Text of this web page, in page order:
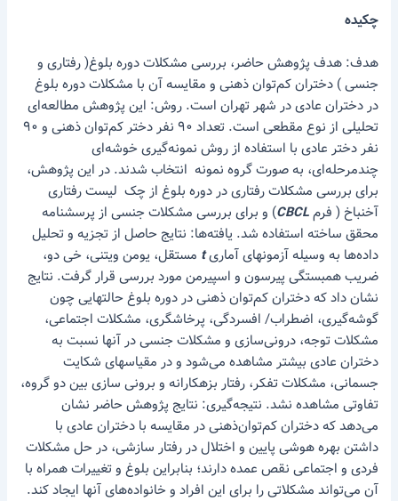
چکیده
هدف: هدف پژوهش حاضر، بررسی مشکلات دوره بلوغ( رفتاری و
جنسی ) دختران کم‌توان ذهنی و مقایسه آن با مشکلات دوره بلوغ
در دختران عادی در شهر تهران است. روش: این پژوهش مطالعه‌ای
تحلیلی از نوع مقطعی است. تعداد ۹۰ نفر دختر کم‌توان ذهنی و ۹۰
نفر دختر عادی با استفاده از روش نمونه‌گیری خوشه‌ای
چندمرحله‌ای، به صورت گروه نمونه انتخاب شدند. در این پژوهش،
برای بررسی مشکلات رفتاری در دوره بلوغ از چک لیست رفتاری
آخنباخ ( فرمCBCL) و برای بررسی مشکلات جنسی از پرسشنامه
محقق ‌ساخته استفاده شد. یافته‌ها: نتایج حاصل از تجزیه و تحلیل
داده‌ها به وسیله آزمونهای آماریt مستقل، یومن ویتنی، خی دو،
ضریب همبستگی پیرسون و اسپیرمن مورد بررسی قرار گرفت. نتایج
نشان داد که دختران کم‌توان ذهنی در دوره بلوغ حالتهایی چون
گوشه‌گیری، اضطراب/ افسردگی، پرخاشگری، مشکلات اجتماعی،
مشکلات توجه، درونی‌سازی و مشکلات جنسی در آنها نسبت به
دختران عادی بیشتر مشاهده می‌شود و در مقیاسهای شکایت
جسمانی، مشکلات تفکر، رفتار بزهکارانه و برونی سازی بین دو گروه،
تفاوتی مشاهده نشد. نتیجه‌گیری: نتایج پژوهش حاضر نشان
می‌دهد که دختران کم‌توان‌ذهنی در مقایسه با دختران عادی با
داشتن بهره هوشی پایین و اختلال در رفتار سازشی، در حل مشکلات
فردی و اجتماعی نقص عمده دارند؛ بنابراین بلوغ و تغییرات همراه با
آن می‌تواند مشکلاتی را برای این افراد و خانواده‌های آنها ‌ایجاد کند.